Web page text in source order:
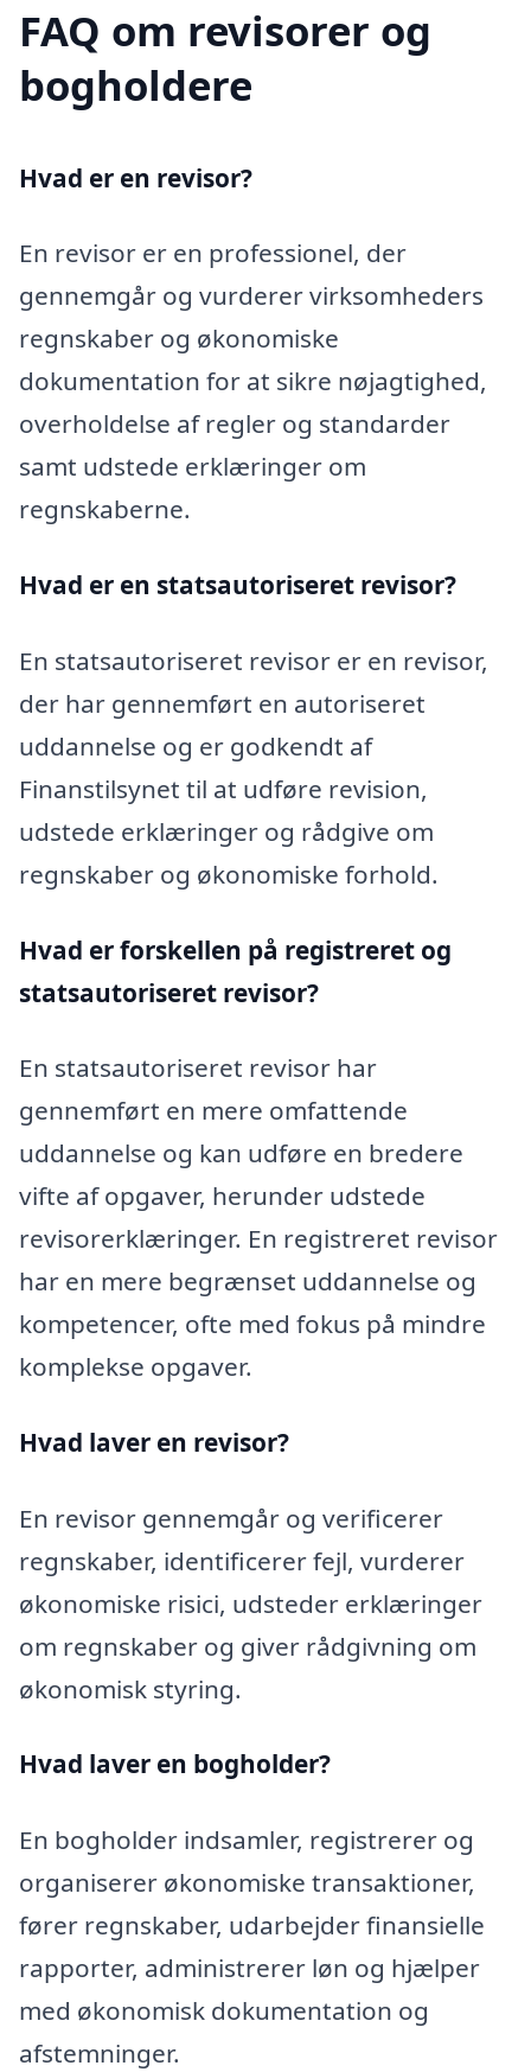
FAQ om revisorer og
bogholdere
Hvad er en revisor?
En revisor er en professionel, der
gennemgår og vurderer virksomheders
regnskaber og økonomiske
dokumentation for at sikre nøjagtighed,
overholdelse af regler og standarder
samt udstede erklæringer om
regnskaberne.
Hvad er en statsautoriseret revisor?
En statsautoriseret revisor er en revisor,
der har gennemført en autoriseret
uddannelse og er godkendt af
Finanstilsynet til at udføre revision,
udstede erklæringer og rådgive om
regnskaber og økonomiske forhold.
Hvad er forskellen på registreret og
statsautoriseret revisor?
En statsautoriseret revisor har
gennemført en mere omfattende
uddannelse og kan udføre en bredere
vifte af opgaver, herunder udstede
revisorerklæringer. En registreret revisor
har en mere begrænset uddannelse og
kompetencer, ofte med fokus på mindre
komplekse opgaver.
Hvad laver en revisor?
En revisor gennemgår og verificerer
regnskaber, identificerer fejl, vurderer
økonomiske risici, udsteder erklæringer
om regnskaber og giver rådgivning om
økonomisk styring.
Hvad laver en bogholder?
En bogholder indsamler, registrerer og
organiserer økonomiske transaktioner,
fører regnskaber, udarbejder finansielle
rapporter, administrerer løn og hjælper
med økonomisk dokumentation og
afstemninger.